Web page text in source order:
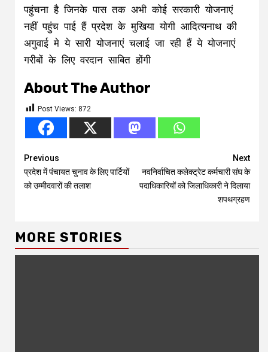
पहुंचना है जिनके पास तक अभी कोई सरकारी योजनाएं
नहीं पहुंच पाई हैं प्रदेश के मुखिया योगी आदित्यनाथ की
अगुवाई मे ये सारी योजनाएं चलाई जा रही हैं ये योजनाएं
गरीबों के लिए वरदान साबित होंगी
About The Author
Post Views: 872
Continue
Reading
Previous
प्रदेश में पंचायत चुनाव के लिए पार्टियों
को उम्मीदवारों की तलाश
Next
नवनिर्वाचित कलेक्ट्रेट कर्मचारी संघ के
पदाधिकारियों को जिलाधिकारी ने दिलाया
शपथग्रहण
MORE STORIES